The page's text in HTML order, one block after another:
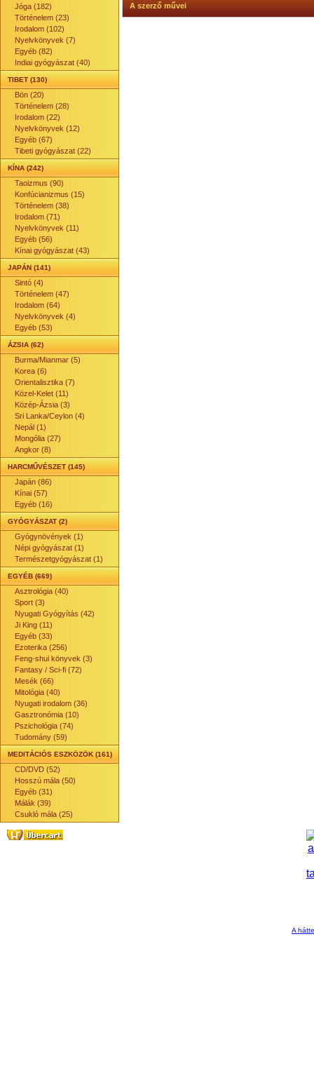
Jóga (182)
Történelem (23)
Irodalom (102)
Nyelvkönyvek (7)
Egyéb (82)
Indiai gyógyászat (40)
TIBET (130)
Bön (20)
Történelem (28)
Irodalom (22)
Nyelvkönyvek (12)
Egyéb (67)
Tibeti gyógyászat (22)
KÍNA (242)
Taoizmus (90)
Konfúcianizmus (15)
Történelem (38)
Irodalom (71)
Nyelvkönyvek (11)
Egyéb (56)
Kínai gyógyászat (43)
JAPÁN (141)
Sintó (4)
Történelem (47)
Irodalom (64)
Nyelvkönyvek (4)
Egyéb (53)
ÁZSIA (62)
Burma/Mianmar (5)
Korea (6)
Orientalisztika (7)
Közel-Kelet (11)
Közép-Ázsia (3)
Sri Lanka/Ceylon (4)
Nepál (1)
Mongólia (27)
Angkor (8)
HARCMŰVÉSZET (145)
Japán (86)
Kínai (57)
Egyéb (16)
GYÓGYÁSZAT (2)
Gyógynövények (1)
Népi gyógyászat (1)
Természetgyógyászat (1)
EGYÉB (669)
Asztrológia (40)
Sport (3)
Nyugati Gyógyítás (42)
Ji King (11)
Egyéb (33)
Ezoterika (256)
Feng-shui könyvek (3)
Fantasy / Sci-fi (72)
Mesék (66)
Mitológia (40)
Nyugati irodalom (36)
Gasztronómia (10)
Pszichológia (74)
Tudomány (59)
MEDITÁCIÓS ESZKÖZÖK (161)
CD/DVD (52)
Hosszú mála (50)
Egyéb (31)
Málák (39)
Csukló mála (25)
A szerző művei
A